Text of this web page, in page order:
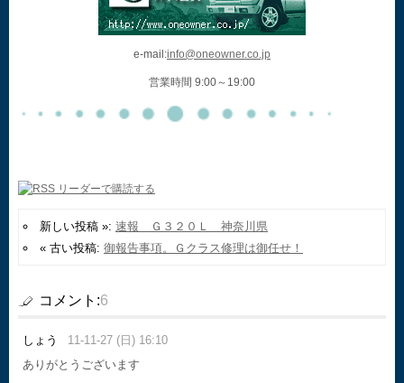
e-mail:info@oneowner.co.jp
営業時間 9:00～19:00
新しい投稿 »: 速報 Ｇ３２０Ｌ 神奈川県
« 古い投稿: 御報告事項。Ｇクラス修理は御任せ！
コメント:6
しょう
11-11-27 (日) 16:10
ありがとうございます